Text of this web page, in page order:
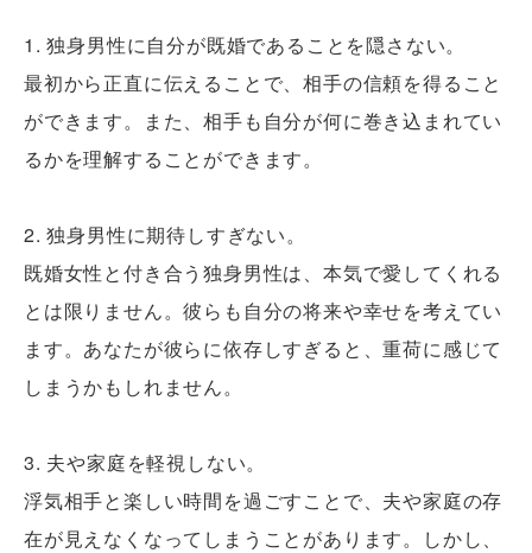
1. 独身男性に自分が既婚であることを隠さない。
最初から正直に伝えることで、相手の信頼を得ること
ができます。また、相手も自分が何に巻き込まれてい
るかを理解することができます。
2. 独身男性に期待しすぎない。
既婚女性と付き合う独身男性は、本気で愛してくれる
とは限りません。彼らも自分の将来や幸せを考えてい
ます。あなたが彼らに依存しすぎると、重荷に感じて
しまうかもしれません。
3. 夫や家庭を軽視しない。
浮気相手と楽しい時間を過ごすことで、夫や家庭の存
在が見えなくなってしまうことがあります。しかし、